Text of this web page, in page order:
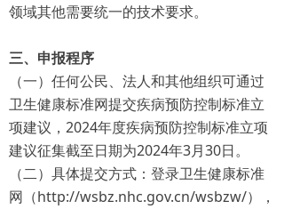
领域其他需要统一的技术要求。
三、申报程序
（一）任何公民、法人和其他组织可通过
卫生健康标准网提交疾病预防控制标准立
项建议，2024年度疾病预防控制标准立项
建议征集截至日期为2024年3月30日。
（二）具体提交方式：登录卫生健康标准
网（http://wsbz.nhc.gov.cn/wsbzw/），